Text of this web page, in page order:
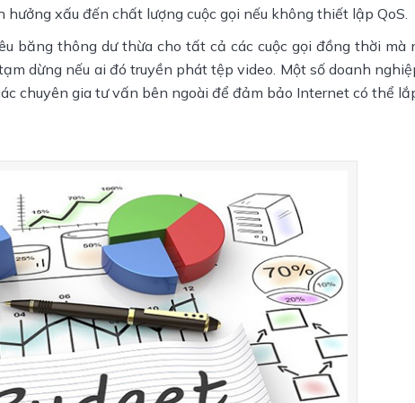
xấu đến chất lượng cuộc gọi nếu không thiết lập QoS.
băng thông dư thừa cho tất cả các cuộc gọi đồng thời mà
dừng nếu ai đó truyền phát tệp video. Một số doanh
chuyên gia tư vấn bên ngoài để đảm bảo Internet có thể